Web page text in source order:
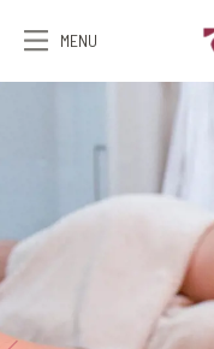
MENU